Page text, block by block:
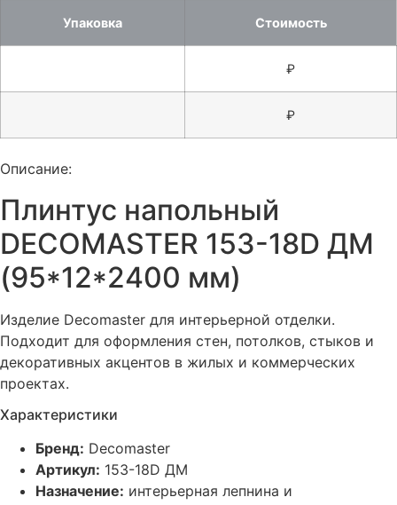
Упаковка Стоимость
₽
₽
Описание:
Плинтус напольный
DECOMASTER 153-18D ДМ
(95*12*2400 мм)
Изделие Decomaster для интерьерной отделки.
Подходит для оформления стен, потолков, стыков и
декоративных акцентов в жилых и коммерческих
проектах.
Характеристики
Бренд: Decomaster
Артикул: 153-18D ДМ
Назначение: интерьерная лепнина и